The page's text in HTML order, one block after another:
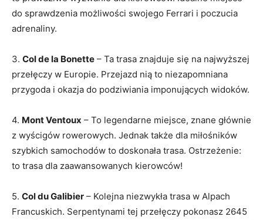
do sprawdzenia ⁣możliwości swojego Ferrari i poczucia
adrenaliny.
3.​ Col de‌ la‌ Bonette – ‌Ta trasa⁣ znajduje ‌się na najwyższej
przełęczy⁢ w Europie. Przejazd nią to ⁤niezapomniana
przygoda i okazja do podziwiania‍ imponujących widoków.
4. Mont Ventoux – To legendarne miejsce, ‍znane głównie
z wyścigów rowerowych. ⁢Jednak⁢ także dla⁢ miłośników
szybkich samochodów to doskonała trasa. Ostrzeżenie:
to trasa dla zaawansowanych kierowców!
5. Col ⁣du Galibier – Kolejna niezwykła trasa w Alpach​
Francuskich. Serpentynami tej przełęczy ‌pokonasz 2645‍